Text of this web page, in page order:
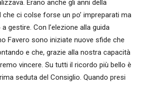
Erano anche gli anni della
ci colse forse un po’ impreparati ma
gestire. Con l’elezione alla guida
Favero sono iniziate nuove sfide che
e che, grazie alla nostra capacità
vincere. Su tutti il ricordo più bello è
seduta del Consiglio. Quando presi